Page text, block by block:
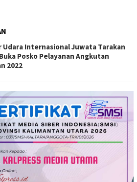
Udara Internasional Juwata Tarakan
Posko Pelayanan Angkutan
2022